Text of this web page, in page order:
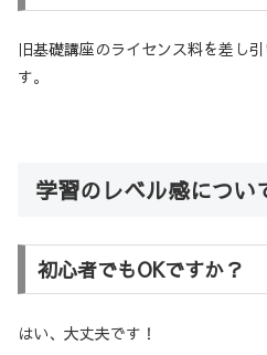
旧基礎講座のライセンス料を差し
す。
学習のレベル感につい
初心者でもOKですか？
はい、大丈夫です！